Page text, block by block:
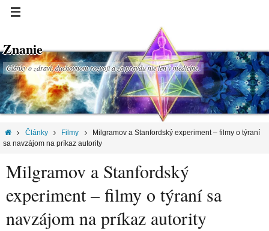
Znanie
Články o zdraví, duchovnom rozvoji a za pravdu nie len v medicíne.
Články Filmy
Milgramov a Stanfordský experiment – filmy o týraní
sa navzájom na príkaz autority
Milgramov a Stanfordský
experiment – filmy o týraní sa
navzájom na príkaz autority